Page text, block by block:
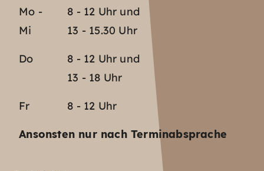
Mo -
Mi
8 - 12 Uhr und
13 - 15.30 Uhr
Do
8 - 12 Uhr und
13 - 18 Uhr
Fr 8 - 12 Uhr
Ansonsten nur nach Terminabsprache